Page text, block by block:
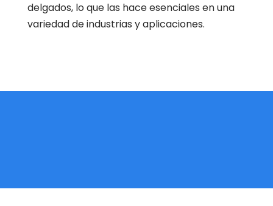
delgados, lo que las hace esenciales en una
variedad de industrias y aplicaciones.